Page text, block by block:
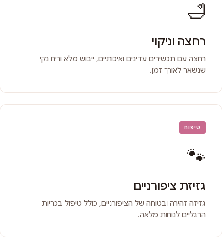
🛁
רחצה וניקוי
רחצה עם תכשירים עדינים ואיכותיים, ייבוש מלא וריח נקי
שנשאר לאורך זמן.
טיפוח
🐾
גזיזת ציפורניים
גזיזה זהירה ובטוחה של הציפורניים, כולל טיפול בכריות
הרגליים לנוחות מלאה.